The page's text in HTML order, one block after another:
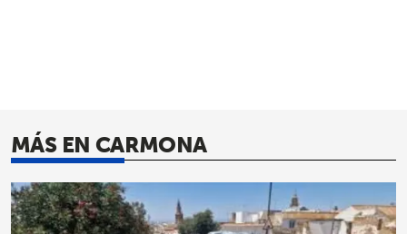
MÁS EN CARMONA